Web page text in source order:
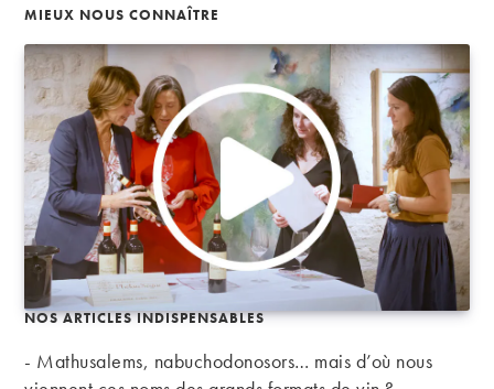
MIEUX NOUS CONNAÎTRE
NOS ARTICLES INDISPENSABLES
- Mathusalems, nabuchodonosors… mais d’où nous